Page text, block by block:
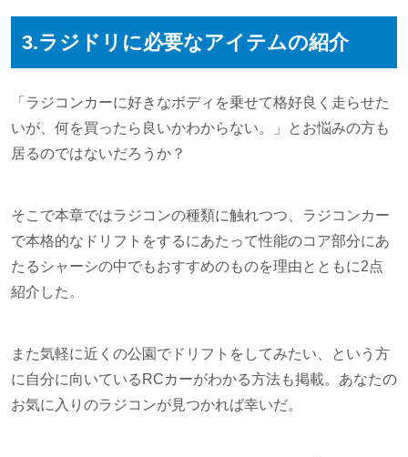
3.ラジドリに必要なアイテムの紹介
「ラジコンカーに好きなボディを乗せて格好良く走らせた
いが、何を買ったら良いかわからない。」とお悩みの方も
居るのではないだろうか？
そこで本章ではラジコンの種類に触れつつ、ラジコンカー
で本格的なドリフトをするにあたって性能のコア部分にあ
たるシャーシの中でもおすすめのものを理由とともに2点
紹介した。
また気軽に近くの公園でドリフトをしてみたい、という方
に自分に向いているRCカーがわかる方法も掲載。あなたの
お気に入りのラジコンが見つかれば幸いだ。